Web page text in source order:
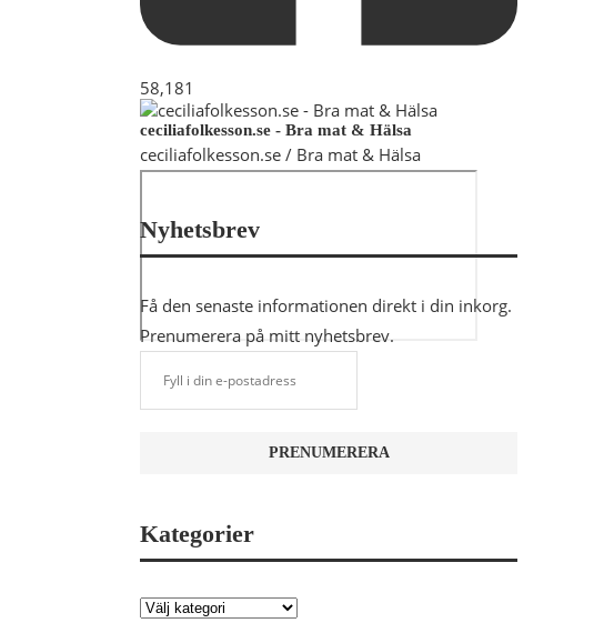
58,181
ceciliafolkesson.se - Bra mat & Hälsa
ceciliafolkesson.se / Bra mat & Hälsa
Nyhetsbrev
Få den senaste informationen direkt i din inkorg.
Prenumerera på mitt nyhetsbrev.
Kategorier